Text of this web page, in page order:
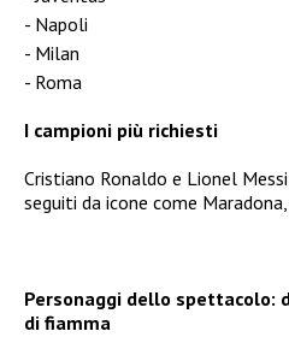
Napoli
Milan
Roma
I campioni più richiesti
Cristiano Ronaldo e Lionel
seguiti da icone come
Personaggi dello spettacolo:
di fiamma